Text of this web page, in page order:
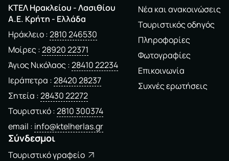
ΚΤΕΛ Ηρακλείου - Λασιθίου
A.E. Kρήτη - Ελλάδα
Ηράκλειο 2810 246530
Μοίρες 28920 22371
Άγιος Νικόλαος 28410 22234
Ιεράπετρα 28420 28237
Σητεία 28430 22272
Τουριστικό 2810 300374
email info@ktelherlas.gr
Νέα και ανακοινώσεις
Τουριστικός οδηγός
Πληροφορίες
Φωτογραφίες
Επικοινωνία
Συχνές ερωτήσεις
Σύνδεσμοι
Τουριστικό γραφείο